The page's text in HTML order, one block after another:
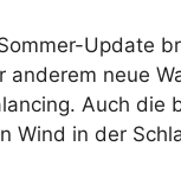
Update
anderem neue
Auch die
Wind in der